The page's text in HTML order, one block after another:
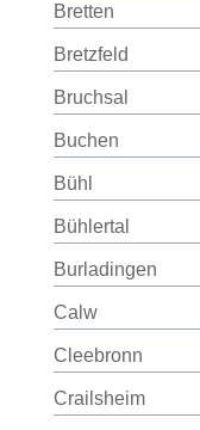
Bretten
Bretzfeld
Bruchsal
Buchen
Bühl
Bühlertal
Burladingen
Calw
Cleebronn
Crailsheim